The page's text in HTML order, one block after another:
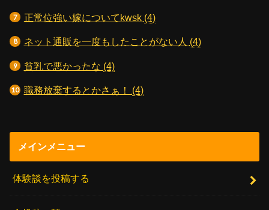
正常位強い嫁についてkwsk (4)
ネット通販を一度もしたことがない人 (4)
貧乳で悪かったな (4)
職務放棄するとかさぁ！ (4)
メインメニュー
体験談を投稿する